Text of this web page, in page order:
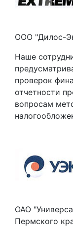
ООО "Дилос-
Наше
проверок
отчетности
вопросам
ОАО
Пермского